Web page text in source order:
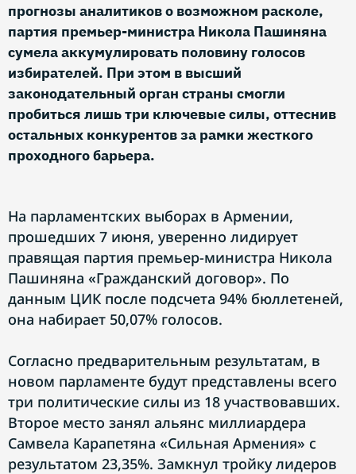
прогнозы аналитиков о возможном расколе,
партия премьер-министра Никола Пашиняна
сумела аккумулировать половину голосов
избирателей. При этом в высший
законодательный орган страны смогли
пробиться лишь три ключевые силы, оттеснив
остальных конкурентов за рамки жесткого
проходного барьера.
На парламентских выборах в Армении,
прошедших 7 июня, уверенно лидирует
правящая партия премьер-министра Никола
Пашиняна «Гражданский договор». По
данным ЦИК после подсчета 94% бюллетеней,
она набирает 50,07% голосов.
Согласно предварительным результатам, в
новом парламенте будут представлены всего
три политические силы из 18 участвовавших.
Второе место занял альянс миллиардера
Самвела Карапетяна «Сильная Армения» с
результатом 23,35%. Замкнул тройку лидеров